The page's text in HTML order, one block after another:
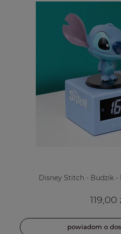
Disney Stitch - Budzik -
119,00
powiadom o